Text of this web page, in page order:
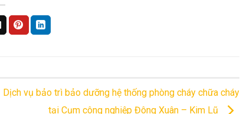
Dịch vụ bảo trì bảo dưỡng hệ thống phòng cháy chữa cháy
tại Cụm công nghiệp Đông Xuân – Kim Lũ